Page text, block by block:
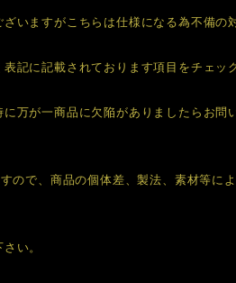
いますがこちらは仕様になる為不備の
記に記載されております項目をチェッ
万が一商品に欠陥がありましたらお問
ので、商品の個体差、製法、素材等
い。